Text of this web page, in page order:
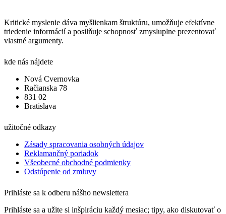
Kritické myslenie dáva myšlienkam štruktúru, umožňuje efektívne
triedenie informácií a posilňuje schopnosť zmysluplne prezentovať
vlastné argumenty.
kde nás nájdete
Nová Cvernovka
Račianska 78
831 02
Bratislava
užitočné odkazy
Zásady spracovania osobných údajov
Reklamančný poriadok
Všeobecné obchodné podmienky
Odstúpenie od zmluvy
Prihláste sa k odberu nášho newslettera
Prihláste sa a užite si inšpiráciu každý mesiac; tipy, ako diskutovať o